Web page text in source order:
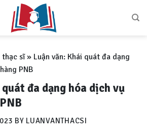
thạc sĩ» Luận văn: Khái quát đa dạng
PNB
đa dạng hóa dịch vụ
BY LUANVANTHACSI